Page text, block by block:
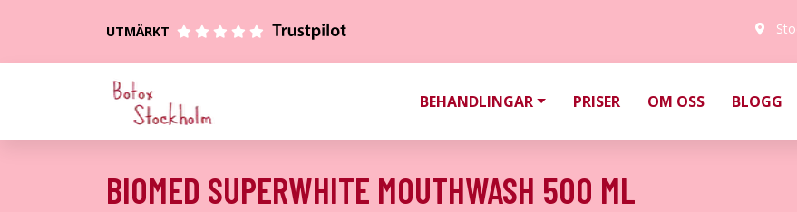
UTMÄRKT
BEHANDLINGAR PRISER OM OSS BLOGG
BIOMED SUPERWHITE MOUTHWASH 500 ML